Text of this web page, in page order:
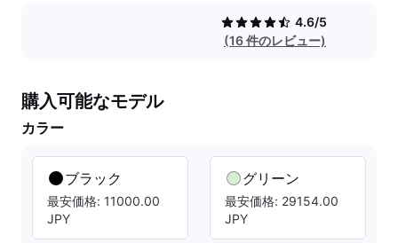
4.6/5
(16 件のレビュー)
購入可能なモデル
カラー
ブラック
最安価格: 11000.00
JPY
グリーン
最安価格: 29154.00
JPY